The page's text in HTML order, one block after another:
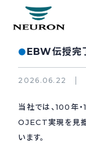
管路防災研究所
●EBW伝授完
2026.06.22
当社では、100
OJECT実現を見
います。